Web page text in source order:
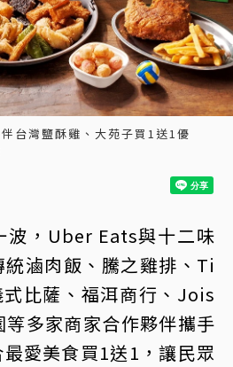
台灣鹽酥雞、大苑子買1送1優
波，Uber Eats與十二味
滷肉飯、騰之雞排、Ti
比薩、福洱商行、Jois
多家商家合作夥伴攜手
愛美食買1送1，讓民眾